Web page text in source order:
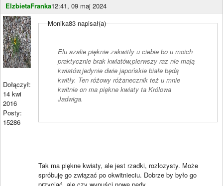
ElzbietaFranka12:41, 09 maj 2024
Dołączył:
14 kwi
2016
Posty:
15286
Monika83 napisał(a)
Elu azalie pięknie zakwitły u ciebie bo u moich
praktycznie brak kwiatów,pierwszy raz nie mają
kwiatów,jedynie dwie japońskie białe będą
kwitły. Ten różowy różanecznik też u mnie
kwitnie on ma piękne kwiaty ta Królowa
Jadwiga.
Tak ma piękne kwiaty, ale jest rzadki, rozlozysty. Może
spróbuję go związać po okwitnieciu. Dobrze by było go